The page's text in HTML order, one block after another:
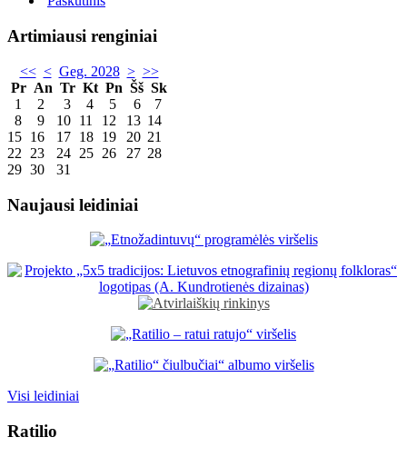
Artimiausi renginiai
<< < Geg. 2028 > >>
Pr An Tr Kt Pn Šš Sk
1
2 3 4 5 6
7
8
9 10 11 12 13 14
15 16 17 18 19 20 21
22
23 24 25 26 27 28
29 30 31
Naujausi leidiniai
Visi leidiniai
Ratilio